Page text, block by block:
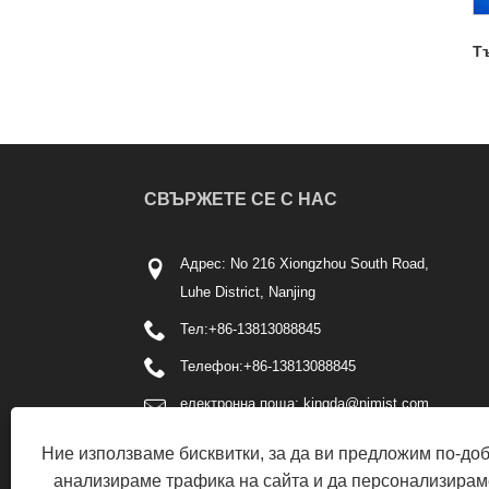
СВЪРЖЕТЕ СЕ С НАС
Адрес: No 216 Xiongzhou South Road,
Luhe District, Nanjing
Тел:+86-13813088845
Телефон:+86-13813088845
електронна поща:kingda@njmjst.com
Ние използваме бисквитки, за да ви предложим по-
анализираме трафика на сайта и да